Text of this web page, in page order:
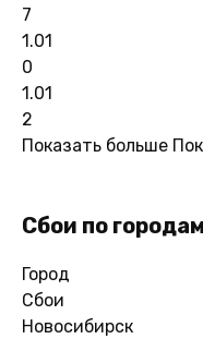
7
1.01
0
1.01
2
Показать больше
Сбои по городам
Город
Сбои
Новосибирск